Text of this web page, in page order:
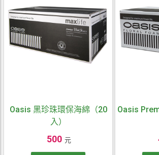
Oasis 黑珍珠環保海綿（20
入）
500 元
Oasis